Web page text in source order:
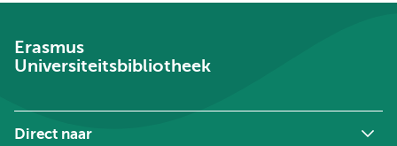
Erasmus
Universiteitsbibliotheek
Direct naar